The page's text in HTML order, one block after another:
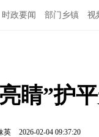
时政要闻 部门乡镇 视
睛”护
英 2026-02-04 09:37:20